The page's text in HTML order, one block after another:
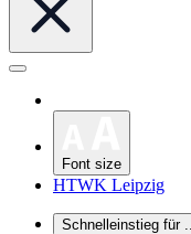
Font size
HTWK Leipzig
Schnelleinstieg für ...